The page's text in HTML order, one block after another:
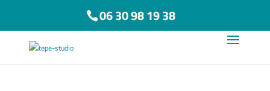
06 30 98 19 38